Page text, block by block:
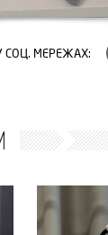
СОЦ. МЕРЕЖАХ: